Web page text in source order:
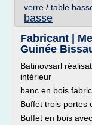
verre / table
basse
Fabricant |
Guinée
Batinovsarl
intérieur
banc en bois
Buffet trois portes
Buffet en bois